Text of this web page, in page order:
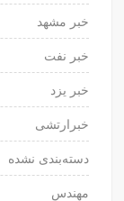
خبر مشهد
خبر نفت
خبر یزد
خبرارتشی
دسته‌بندی نشده
مهندس